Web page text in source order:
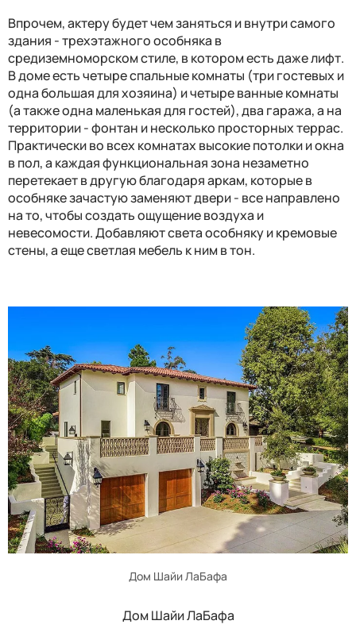
Впрочем, актеру будет чем заняться и внутри самого
здания - трехэтажного особняка в
средиземноморском стиле, в котором есть даже лифт.
В доме есть четыре спальные комнаты (три гостевых и
одна большая для хозяина) и четыре ванные комнаты
(а также одна маленькая для гостей), два гаража, а на
территории - фонтан и несколько просторных террас.
Практически во всех комнатах высокие потолки и окна
в пол, а каждая функциональная зона незаметно
перетекает в другую благодаря аркам, которые в
особняке зачастую заменяют двери - все направлено
на то, чтобы создать ощущение воздуха и
невесомости. Добавляют света особняку и кремовые
стены, а еще светлая мебель к ним в тон.
Дом Шайи ЛаБафа
Дом Шайи ЛаБафа